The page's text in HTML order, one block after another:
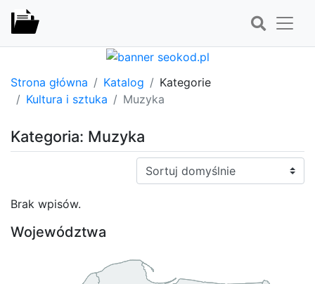
Strona główna Katalog
Kategorie
Kultura i sztuka
Muzyka
Kategoria: Muzyka
Sortuj:
Brak wpisów.
Województwa